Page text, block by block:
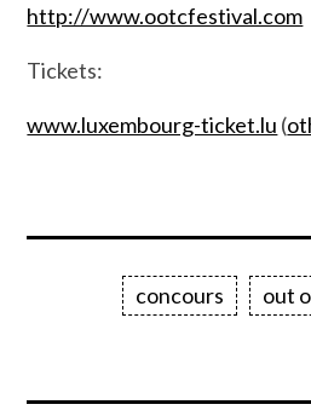
http://www.ootcfestival.com
Tickets:
www.luxembourg-ticket.lu (
concours out